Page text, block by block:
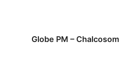
Globe PM –